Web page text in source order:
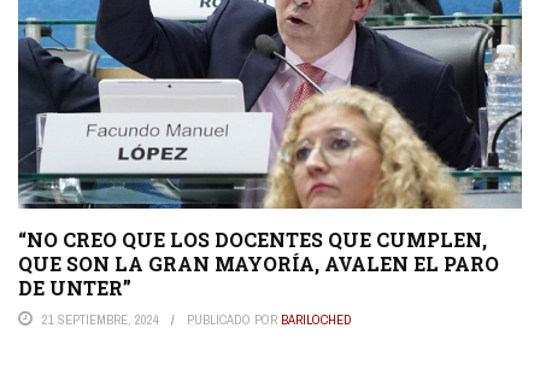
“NO CREO QUE LOS DOCENTES QUE CUMPLEN,
QUE SON LA GRAN MAYORÍA, AVALEN EL PARO
DE UNTER”
21 SEPTIEMBRE, 2024 PUBLICADO POR BARILOCHED